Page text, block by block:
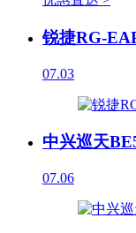
锐捷RG-
07.03
中兴巡天
07.06